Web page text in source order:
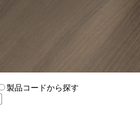
製品コードから探す